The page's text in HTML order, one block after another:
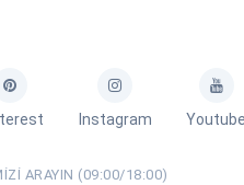
Instagram
ARAYIN (09:00/18:00)